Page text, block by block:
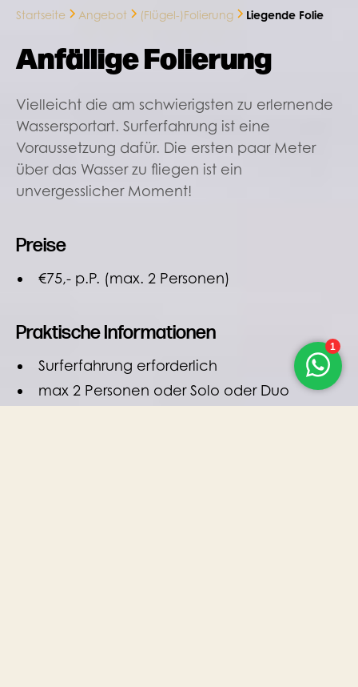
Startseite Angebot (Flügel-)Folierung Liegende Folie
Anfällige Folierung
Vielleicht die am schwierigsten zu erlernende
Wassersportart. Surferfahrung ist eine
Voraussetzung dafür. Die ersten paar Meter
über das Wasser zu fliegen ist ein
unvergesslicher Moment!
Preise
€75,- p.P. (max. 2 Personen)
Praktische Informationen
Surferfahrung erforderlich
max 2 Personen oder Solo oder Duo